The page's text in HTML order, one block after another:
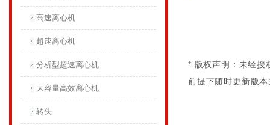
高速离心机
超速离心机
分析型超速离心机
大容量高效离心机
转头
* 版权声明：未经授
前提下随时更新版